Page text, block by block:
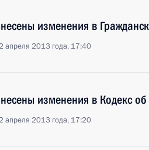
изменения в
апреля 2013 года, 17:40
изменения в Кодекс
апреля 2013 года, 17:20